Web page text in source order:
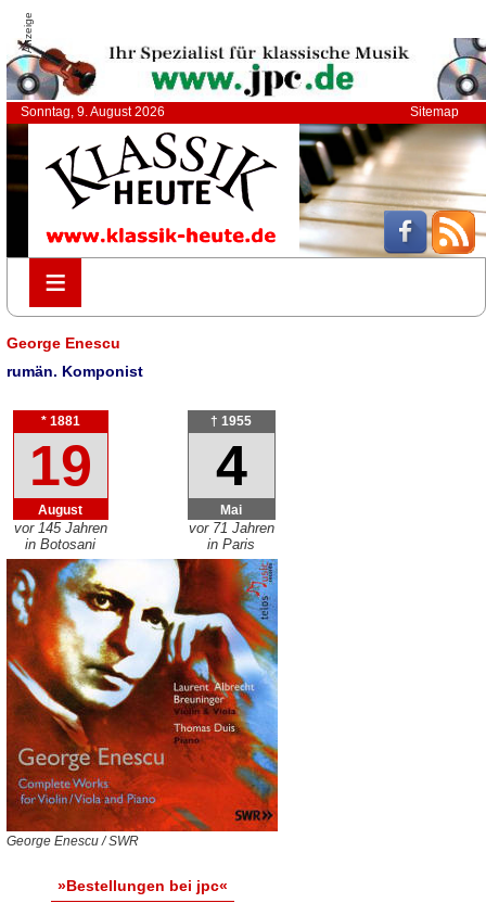
Anzeige
Sonntag, 9. August 2026 Sitemap
≡
≡
George Enescu
rumän. Komponist
* 1881
19
August
vor 145 Jahren
in Botosani
† 1955
4
Mai
vor 71 Jahren
in Paris
George Enescu / SWR
»Bestellungen bei jpc«